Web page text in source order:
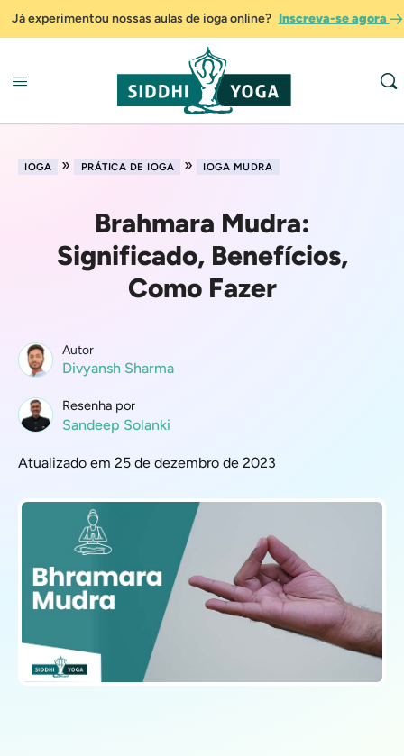
Já experimentou nossas aulas de ioga online? Inscreva-se agora
IOGA » PRÁTICA DE IOGA » IOGA MUDRA
Brahmara Mudra:
Significado, Benefícios,
Como Fazer
Autor
Divyansh Sharma
Resenha por
Sandeep Solanki
Atualizado em 25 de dezembro de 2023